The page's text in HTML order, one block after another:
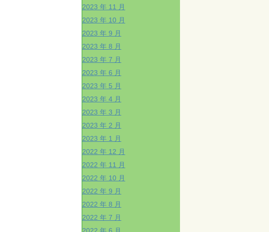
2023 年 11 月
2023 年 10 月
2023 年 9 月
2023 年 8 月
2023 年 7 月
2023 年 6 月
2023 年 5 月
2023 年 4 月
2023 年 3 月
2023 年 2 月
2023 年 1 月
2022 年 12 月
2022 年 11 月
2022 年 10 月
2022 年 9 月
2022 年 8 月
2022 年 7 月
2022 年 6 月